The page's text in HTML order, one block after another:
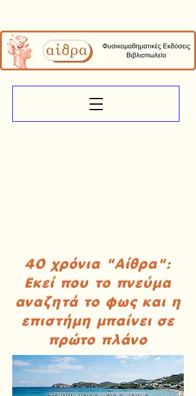
40 χρόνια "Αίθρα":
Εκεί που το πνεύμα
αναζητά το φως και η
επιστήμη μπαίνει σε
πρώτο πλάνο